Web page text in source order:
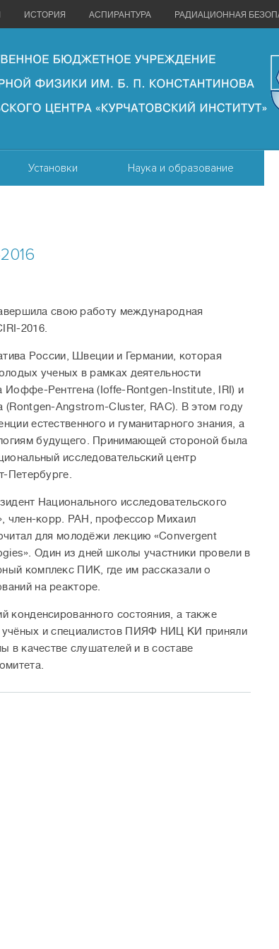
ИСТОРИЯ АСПИРАНТУРА РАДИАЦИОННАЯ
Установки Наука и образование
свою работу международная
2016.
России, Швеции и Германии, которая
ученых в рамках деятельности
Иоффе-Рентгена (Ioffe-Rontgen-Institute, IRI) и
(Rontgen-Angstrom-Cluster, RAC). В этом году
естественного и гуманитарного знания, а
будущего. Принимающей стороной была
исследовательский центр
Петербурге.
Национального исследовательского
член-корр. РАН, профессор Михаил
для молодёжи лекцию «Convergent
». Один из дней школы участники провели в
комплекс ПИК, где им рассказали о
на реакторе.
конденсированного состояния, а также
учёных и специалистов ПИЯФ НИЦ КИ приняли
в качестве слушателей и в составе